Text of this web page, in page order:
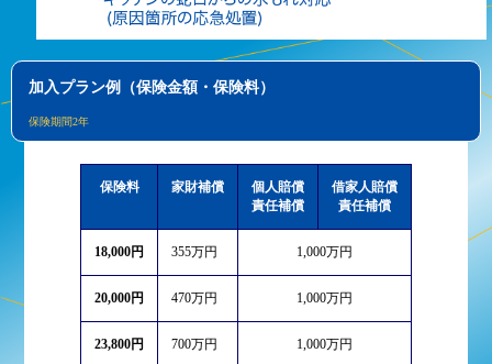
加入プラン例（保険金額・保険料）
保険期間2年
保険料 家財補償
個人賠償
責任補償
借家人賠償
責任補償
18,000円 355万円 1,000万円
20,000円 470万円 1,000万円
23,800円 700万円 1,000万円